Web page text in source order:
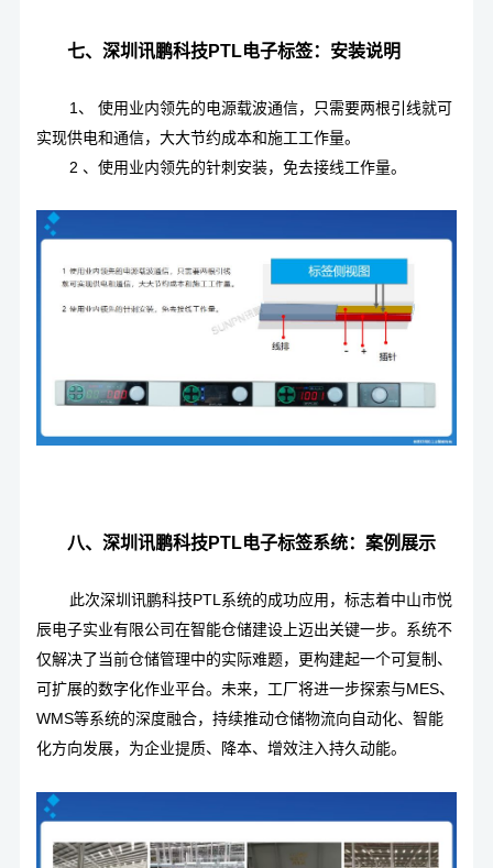
七、深圳讯鹏科技PTL电子标签：安装说明
1、 使用业内领先的电源载波通信，只需要两根引线就可
实现供电和通信，大大节约成本和施工工作量。
2 、使用业内领先的针刺安装，免去接线工作量。
八、深圳讯鹏科技PTL电子标签系统：案例展示
此次深圳讯鹏科技PTL系统的成功应用，标志着中山市悦
辰电子实业有限公司在智能仓储建设上迈出关键一步。系统不
仅解决了当前仓储管理中的实际难题，更构建起一个可复制、
可扩展的数字化作业平台。未来，工厂将进一步探索与MES、
WMS等系统的深度融合，持续推动仓储物流向自动化、智能
化方向发展，为企业提质、降本、增效注入持久动能。